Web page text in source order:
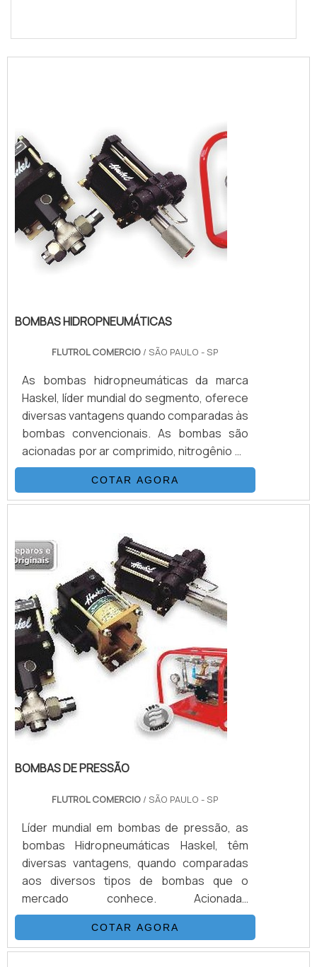
BOMBAS HIDROPNEUMÁTICAS
FLUTROL COMERCIO / SÃO PAULO - SP
As bombas hidropneumáticas da marca
Haskel, líder mundial do segmento, oferece
diversas vantagens quando comparadas às
bombas convencionais. As bombas são
acionadas por ar comprimido, nitrogênio ou
manualmente e não precisa de combustão
para funcionar. De fácil instalação, as
bombas operam sem qualquer
sem lubrificação contínua. Mantêm a
pressão sem qualquer consumo extra de
energia. A configuração...
COTAR AGORA
BOMBAS DE PRESSÃO
FLUTROL COMERCIO / SÃO PAULO - SP
Líder mundial em bombas de pressão, as
bombas Hidropneumáticas Haskel, têm
diversas vantagens, quando comparadas
aos diversos tipos de bombas que o
mercado conhece. Acionadas
pneumaticamente, através de uma relação
de área de pistão, transformam a pressão
pneumática em pressão hidráulica. Por
COTAR AGORA